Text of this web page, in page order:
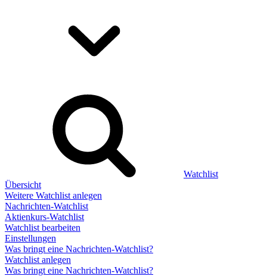
Watchlist
Übersicht
Weitere Watchlist anlegen
Nachrichten-Watchlist
Aktienkurs-Watchlist
Watchlist bearbeiten
Einstellungen
Was bringt eine Nachrichten-Watchlist?
Watchlist anlegen
Was bringt eine Nachrichten-Watchlist?